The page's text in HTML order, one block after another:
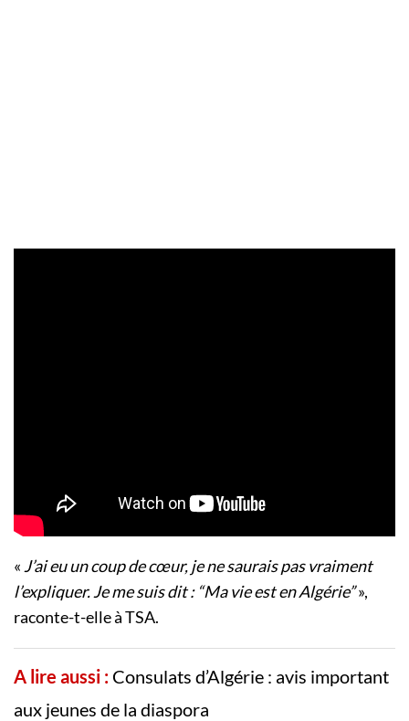
« J’ai eu un coup de cœur, je ne saurais pas vraiment
l’expliquer. Je me suis dit : “Ma vie est en Algérie”»,
raconte-t-elle à TSA.
A lire aussi : Consulats d’Algérie : avis important
aux jeunes de la diaspora